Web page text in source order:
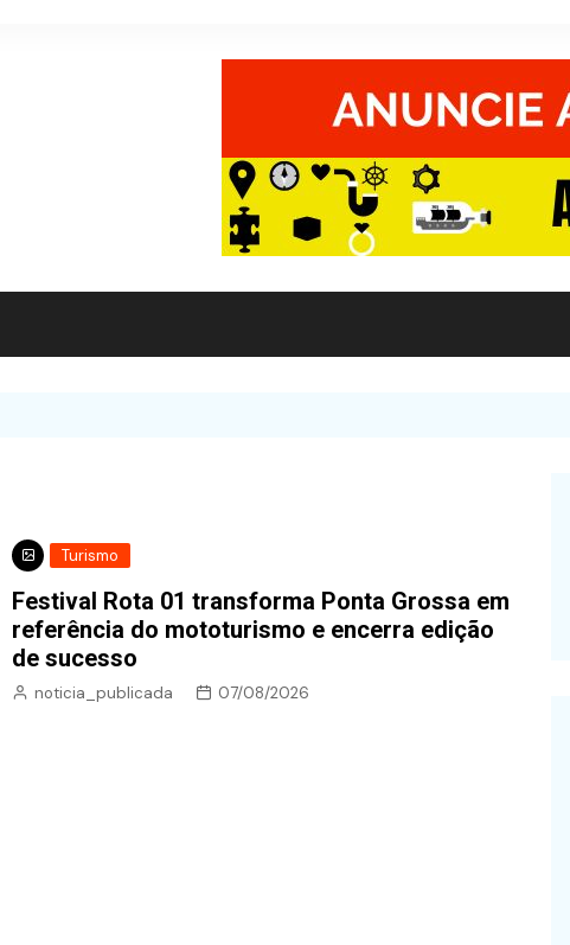
Turismo
Festival Rota 01 transforma Ponta Grossa em
referência do mototurismo e encerra edição
de sucesso
noticia_publicada 07/08/2026